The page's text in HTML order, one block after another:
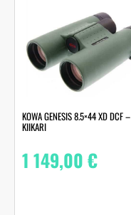
KOWA GENESIS 8.5×44 XD DCF –
KIIKARI
1 149,00€